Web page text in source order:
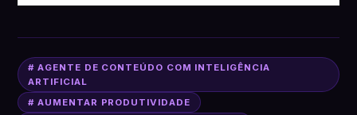
# AGENTE DE CONTEÚDO COM INTELIGÊNCIA
ARTIFICIAL
# AUMENTAR PRODUTIVIDADE